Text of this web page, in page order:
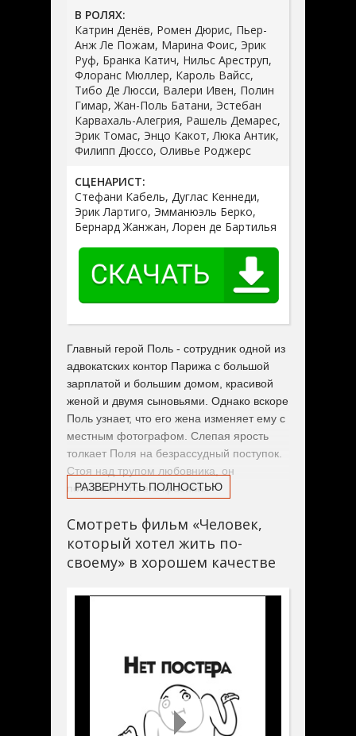
В РОЛЯХ:
Катрин Денёв, Ромен Дюрис, Пьер-
Анж Ле Пожам, Марина Фоис, Эрик
Руф, Бранка Катич, Нильс Ареструп,
Флоранс Мюллер, Кароль Вайсс,
Тибо Де Люсси, Валери Ивен, Полин
Гимар, Жан-Поль Батани, Эстебан
Карвахаль-Алегрия, Рашель Демарес,
Эрик Томас, Энцо Какот, Люка Антик,
Филипп Дюссо, Оливье Роджерс
СЦЕНАРИСТ:
Стефани Кабель, Дуглас Кеннеди,
Эрик Лартиго, Эмманюэль Берко,
Бернард Жанжан, Лорен де Бартилья
Главный герой Поль - сотрудник одной из
адвокатских контор Парижа с большой
зарплатой и большим домом, красивой
женой и двумя сыновьями. Однако вскоре
Поль узнает, что его жена изменяет ему с
местным фотографом. Слепая ярость
толкает Поля на безрассудный поступок.
Стоя над трупом любовника, он
понимает, что его красивая
РАЗВЕРНУТЬ ПОЛНОСТЬЮ
Смотреть фильм «Человек,
который хотел жить по-
своему» в хорошем качестве